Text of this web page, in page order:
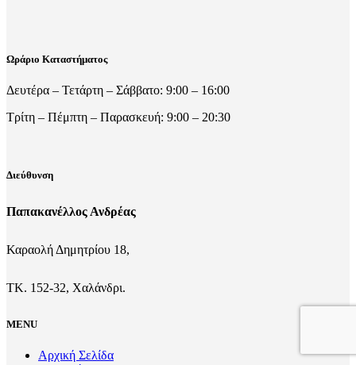
Ωράριο Καταστήματος
Δευτέρα – Τετάρτη – Σάββατο: 9:00 – 16:00
Τρίτη – Πέμπτη – Παρασκευή: 9:00 – 20:30
Διεύθυνση
Παπακανέλλος Ανδρέας
Καραολή Δημητρίου 18,
ΤΚ. 152-32, Χαλάνδρι.
MENU
Αρχική Σελίδα